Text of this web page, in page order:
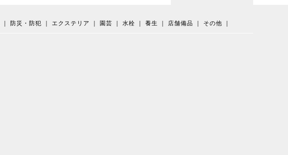
防災・防犯 エクステリア 園芸 水栓 養生 店舗備品 その他